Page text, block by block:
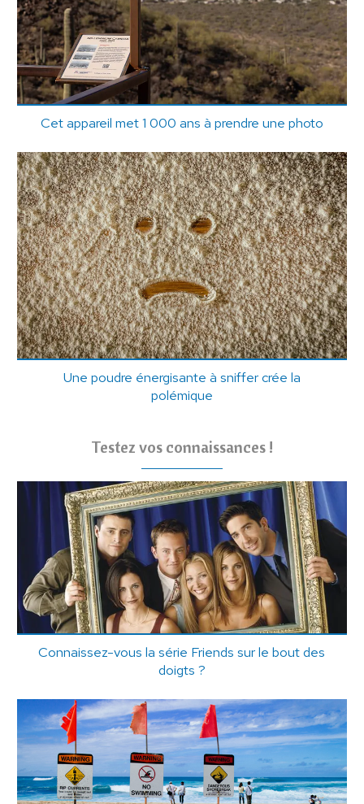
Cet appareil met 1 000 ans à prendre une photo
Une poudre énergisante à sniffer crée la
polémique
Testez vos connaissances !
Connaissez-vous la série Friends sur le bout des
doigts ?